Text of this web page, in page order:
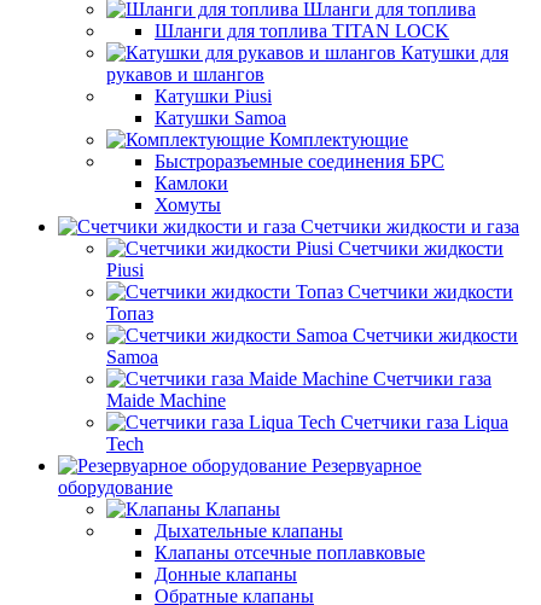
Шланги для топлива
Шланги для топлива TITAN LOCK
Катушки для
рукавов и шлангов
Катушки Piusi
Катушки Samoa
Комплектующие
Быстроразъемные соединения БРС
Камлоки
Хомуты
Счетчики жидкости и газа
Счетчики жидкости
Piusi
Счетчики жидкости
Топаз
Счетчики жидкости
Samoa
Счетчики газа
Maide Machine
Счетчики газа Liqua
Tech
Резервуарное
оборудование
Клапаны
Дыхательные клапаны
Клапаны отсечные поплавковые
Донные клапаны
Обратные клапаны